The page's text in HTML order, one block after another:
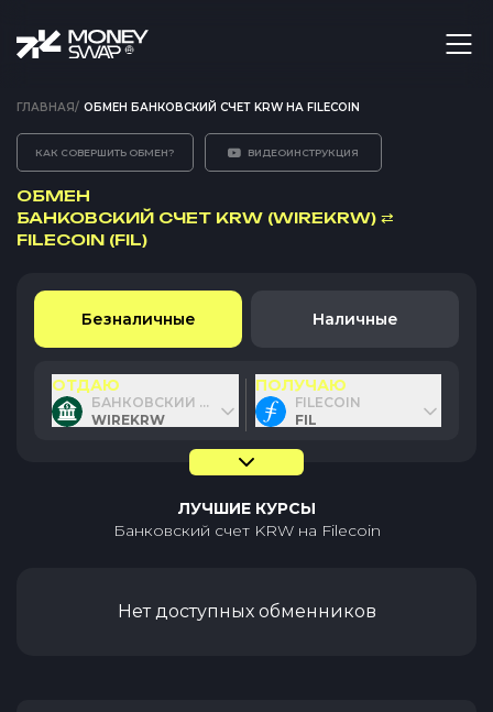
ГЛАВНАЯ/ ОБМЕН БАНКОВСКИЙ СЧЕТ KRW НА FILECOIN
КАК СОВЕРШИТЬ ОБМЕН? ВИДЕОИНСТРУКЦИЯ
ОБМЕН
БАНКОВСКИЙ СЧЕТ KRW (WIREKRW) ⇄
FILECOIN (FIL)
Безналичные Наличные
ОТДАЮ
БАНКОВСКИЙ СЧЕТ KRW
WIREKRW
ПОЛУЧАЮ
FILECOIN
FIL
ЛУЧШИЕ КУРСЫ
Банковский счет KRWна Filecoin
Нет доступных обменников